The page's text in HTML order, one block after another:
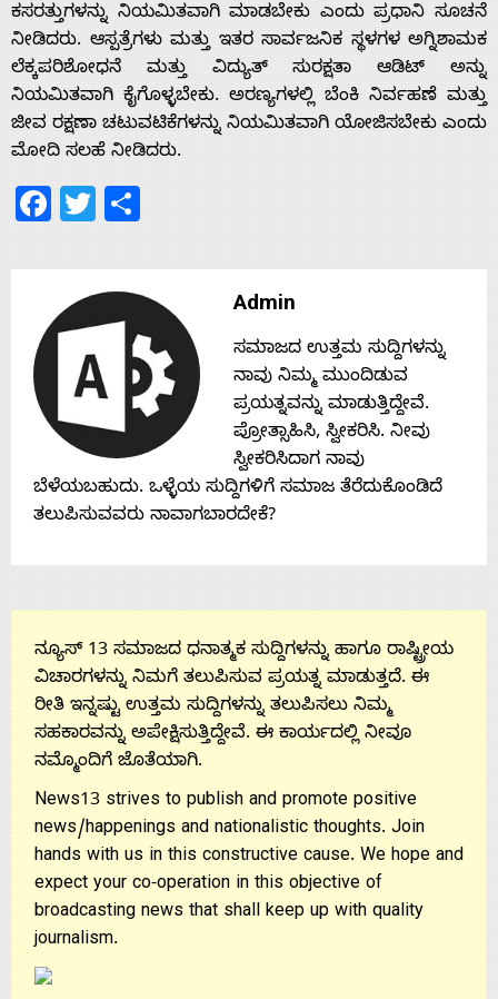
s
Contact
Us
ಕಸರತ್ತುಗಳನ್ನು ನಿಯಮಿತವಾಗಿ ಮಾಡಬೇಕು ಎಂದು ಪ್ರಧಾನಿ ಸೂಚನೆ
ನೀಡಿದರು. ಆಸ್ಪತ್ರೆಗಳು ಮತ್ತು ಇತರ ಸಾರ್ವಜನಿಕ ಸ್ಥಳಗಳ ಅಗ್ನಿಶಾಮಕ
ಲೆಕ್ಕಪರಿಶೋಧನೆ ಮತ್ತು ವಿದ್ಯುತ್ ಸುರಕ್ಷತಾ ಆಡಿಟ್ ಅನ್ನು
ನಿಯಮಿತವಾಗಿ ಕೈಗೊಳ್ಳಬೇಕು. ಅರಣ್ಯಗಳಲ್ಲಿ ಬೆಂಕಿ ನಿರ್ವಹಣೆ ಮತ್ತು
ಜೀವ ರಕ್ಷಣಾ ಚಟುವಟಿಕೆಗಳನ್ನು ನಿಯಮಿತವಾಗಿ ಯೋಜಿಸಬೇಕು ಎಂದು
ಮೋದಿ ಸಲಹೆ ನೀಡಿದರು.
Facebook
Twitter
Admin
ಸಮಾಜದ ಉತ್ತಮ ಸುದ್ದಿಗಳನ್ನು
ನಾವು ನಿಮ್ಮ ಮುಂದಿಡುವ
ಪ್ರಯತ್ನವನ್ನು ಮಾಡುತ್ತಿದ್ದೇವೆ.
ಪ್ರೋತ್ಸಾಹಿಸಿ, ಸ್ವೀಕರಿಸಿ. ನೀವು
ಸ್ವೀಕರಿಸಿದಾಗ ನಾವು
ಬೆಳೆಯಬಹುದು. ಒಳ್ಳೆಯ ಸುದ್ದಿಗಳಿಗೆ ಸಮಾಜ ತೆರೆದುಕೊಂಡಿದೆ
ತಲುಪಿಸುವವರು ನಾವಾಗಬಾರದೇಕೆ?
ನ್ಯೂಸ್ 13 ಸಮಾಜದ ಧನಾತ್ಮಕ ಸುದ್ದಿಗಳನ್ನು ಹಾಗೂ ರಾಷ್ಟ್ರೀಯ
ವಿಚಾರಗಳನ್ನು ನಿಮಗೆ ತಲುಪಿಸುವ ಪ್ರಯತ್ನ ಮಾಡುತ್ತದೆ. ಈ
ರೀತಿ ಇನ್ನಷ್ಟು ಉತ್ತಮ ಸುದ್ದಿಗಳನ್ನು ತಲುಪಿಸಲು ನಿಮ್ಮ
ಸಹಕಾರವನ್ನು ಅಪೇಕ್ಷಿಸುತ್ತಿದ್ದೇವೆ. ಈ ಕಾರ್ಯದಲ್ಲಿ ನೀವೂ
ನಮ್ಮೊಂದಿಗೆ ಜೊತೆಯಾಗಿ.
News13 strives to publish and promote positive
news/happenings and nationalistic thoughts. Join
hands with us in this constructive cause. We hope and
expect your co-operation in this objective of
broadcasting news that shall keep up with quality
journalism.